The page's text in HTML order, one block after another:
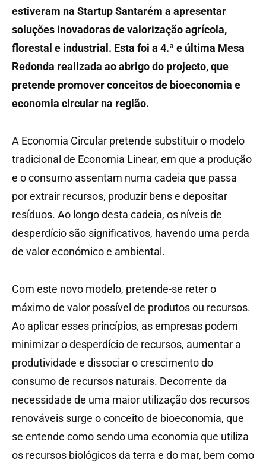
estiveram na Startup Santarém a apresentar
soluções inovadoras de valorização agrícola,
florestal e industrial. Esta foi a 4.ª e última Mesa
Redonda realizada ao abrigo do projecto, que
pretende promover conceitos de bioeconomia e
economia circular na região.
A Economia Circular pretende substituir o modelo
tradicional de Economia Linear, em que a produção
e o consumo assentam numa cadeia que passa
por extrair recursos, produzir bens e depositar
resíduos. Ao longo desta cadeia, os níveis de
desperdício são significativos, havendo uma perda
de valor económico e ambiental.
Com este novo modelo, pretende-se reter o
máximo de valor possível de produtos ou recursos.
Ao aplicar esses princípios, as empresas podem
minimizar o desperdício de recursos, aumentar a
produtividade e dissociar o crescimento do
consumo de recursos naturais. Decorrente da
necessidade de uma maior utilização dos recursos
renováveis surge o conceito de bioeconomia, que
se entende como sendo uma economia que utiliza
os recursos biológicos da terra e do mar, bem como